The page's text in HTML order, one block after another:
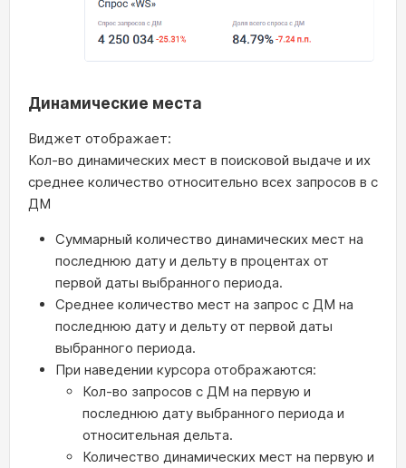
Динамические места
Виджет отображает:
Кол-во динамических мест в поисковой выдаче и их
среднее количество относительно всех запросов в с
ДМ
Суммарный количество динамических мест на
последнюю дату и дельту в процентах от
первой даты выбранного периода.
Среднее количество мест на запрос с ДМ на
последнюю дату и дельту от первой даты
выбранного периода.
При наведении курсора отображаются:
Кол-во запросов с ДМ на первую и
последнюю дату выбранного периода и
относительная дельта.
Количество динамических мест на первую и